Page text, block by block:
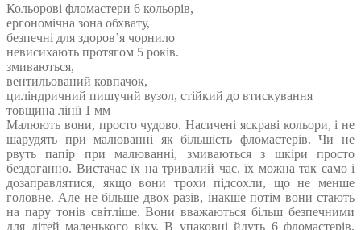
Кольорові фломастери 6 кольорів,
ергономічна зона обхвату,
безпечні для здоров’я чорнило
невисихають протягом 5 років.
змиваються,
вентильований ковпачок,
циліндричний пишучий вузол, стійкий до втискування
товщина лінії 1 мм
Малюють вони, просто чудово. Насичені яскраві кольори, і не
шарудять при малюванні як більшість фломастерів. Чи не
рвуть папір при малюванні, змиваються з шкіри просто
бездоганно. Вистачає їх на тривалий час, їх можна так само і
дозаправлятися, якщо вони трохи підсохли, що не менше
головне. Але не більше двох разів, інакше потім вони стають
на пару тонів світліше. Вони вважаються більш безпечними
для дітей маленького віку. В упаковці йдуть 6 фломастерів,